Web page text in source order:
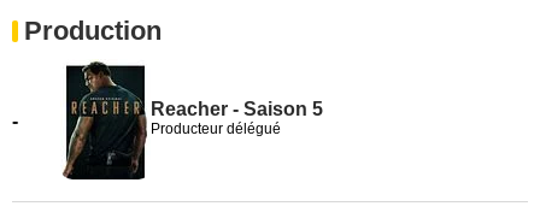
Production
-
Reacher - Saison 5
Producteur délégué